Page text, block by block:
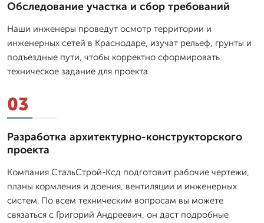
Обследование участка и сбор требований
Наши инженеры проведут осмотр территории и
инженерных сетей в Краснодаре, изучат рельеф, грунты и
подъездные пути, чтобы корректно сформировать
техническое задание для проекта.
03
Разработка архитектурно-конструкторского
проекта
Компания СтальСтрой-Ксд подготовит рабочие чертежи,
планы кормления и доения, вентиляции и инженерных
систем. По всем техническим вопросам вы можете
связаться с Григорий Андреевич, он даст подробные